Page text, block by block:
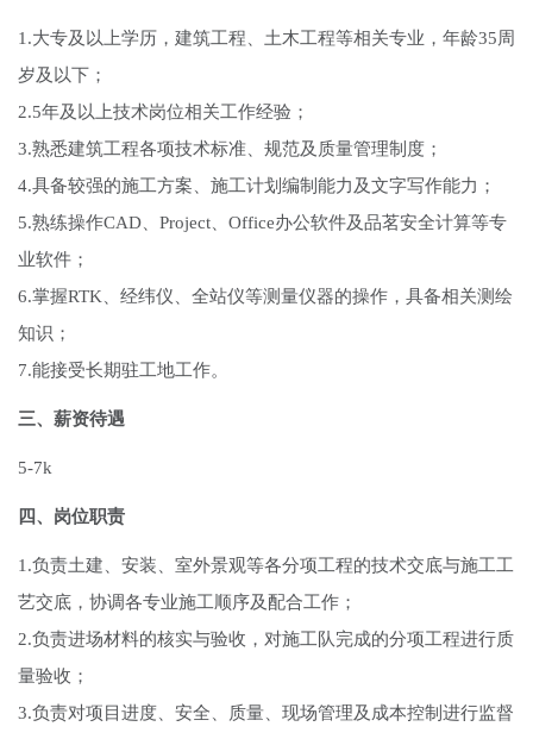
1.大专及以上学历，建筑工程、土木工程等相关专业，年龄35周
岁及以下；
2.5年及以上技术岗位相关工作经验；
3.熟悉建筑工程各项技术标准、规范及质量管理制度；
4.具备较强的施工方案、施工计划编制能力及文字写作能力；
5.熟练操作CAD、Project、Office办公软件及品茗安全计算等专
业软件；
6.掌握RTK、经纬仪、全站仪等测量仪器的操作，具备相关测绘
知识；
7.能接受长期驻工地工作。
三、薪资待遇
5-7k
四、岗位职责
1.负责土建、安装、室外景观等各分项工程的技术交底与施工工
艺交底，协调各专业施工顺序及配合工作；
2.负责进场材料的核实与验收，对施工队完成的分项工程进行质
量验收；
3.负责对项目进度、安全、质量、现场管理及成本控制进行监督